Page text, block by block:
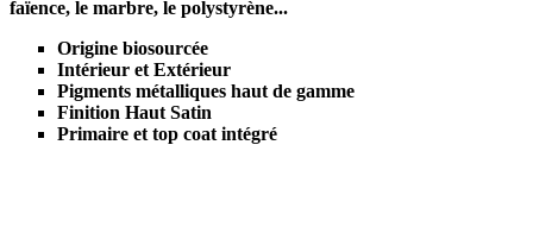
faïence, le marbre, le polystyrène...
Origine biosourcée
Intérieur et Extérieur
Pigments métalliques haut de gamme
Finition Haut Satin
Primaire et top coat intégré